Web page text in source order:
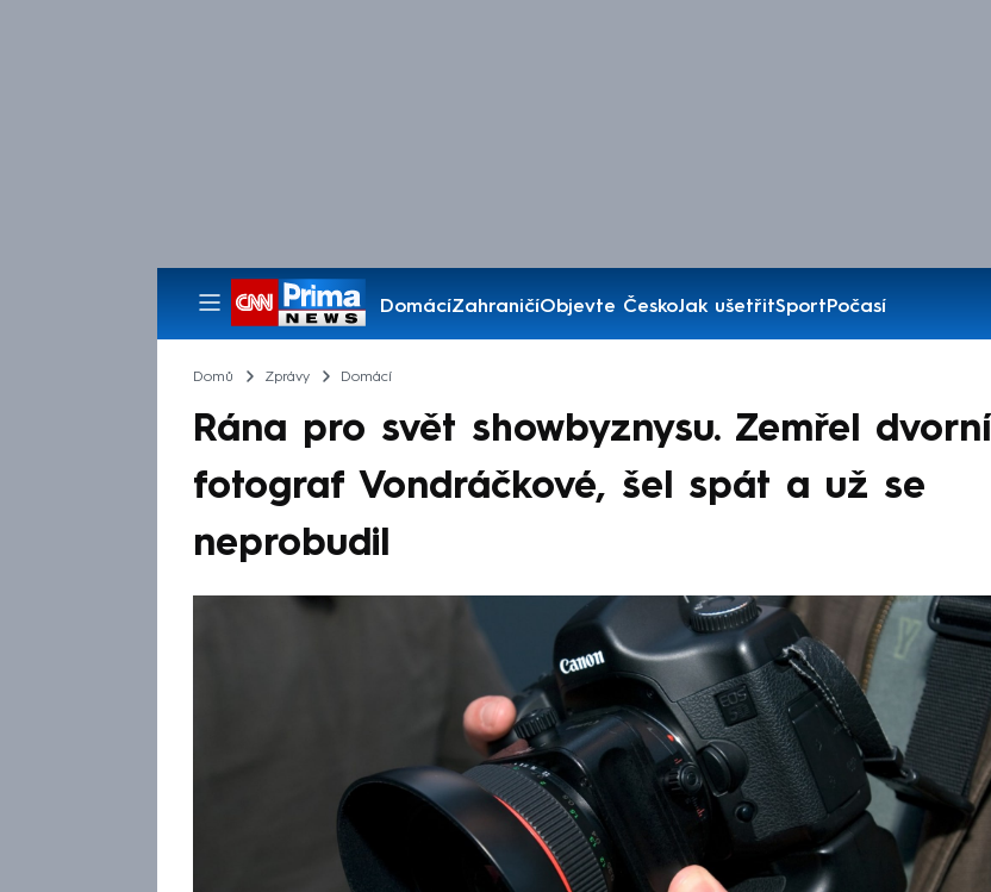
DomácíZahraničíObjevte ČeskoJak ušetřitSportPočasí
Pořady
Domů Zprávy Domácí
Rána pro svět showbyznysu. Zemřel dvorní
fotograf Vondráčkové, šel spát a už se
neprobudil